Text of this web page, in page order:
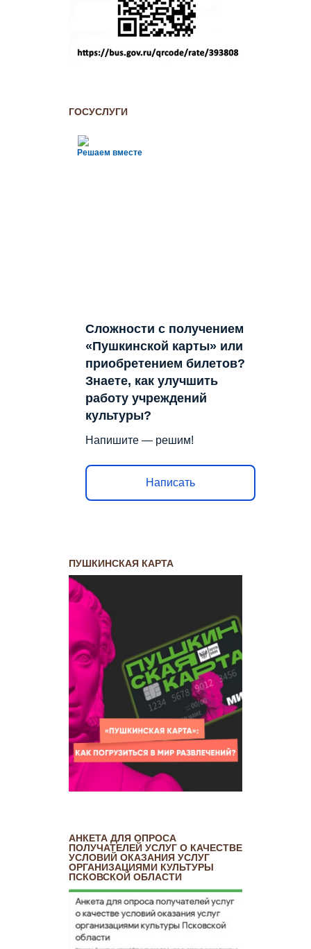
ГОСУСЛУГИ
Решаем вместе
Сложности с получением
«Пушкинской карты» или
приобретением билетов?
Знаете, как улучшить
работу учреждений
культуры?
Напишите — решим!
Написать
ПУШКИНСКАЯ КАРТА
АНКЕТА ДЛЯ ОПРОСА
ПОЛУЧАТЕЛЕЙ УСЛУГ О КАЧЕСТВЕ
УСЛОВИЙ ОКАЗАНИЯ УСЛУГ
ОРГАНИЗАЦИЯМИ КУЛЬТУРЫ
ПСКОВСКОЙ ОБЛАСТИ